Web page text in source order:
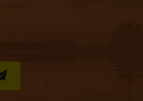
S''INSCRIRE